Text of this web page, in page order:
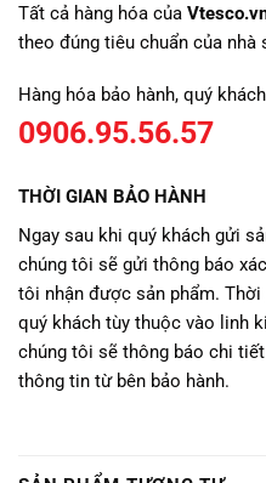
Tất cả hàng hóa của
theo đúng tiêu chuẩn của nhà
Hàng hóa bảo hành, quý
0906.95.56.57
THỜI GIAN BẢO HÀNH
Ngay sau khi quý khách gửi
chúng tôi sẽ gửi thông báo
tôi nhận được sản phẩm.
quý khách tùy thuộc vào linh
chúng tôi sẽ thông báo chi
thông tin từ bên bảo hành.